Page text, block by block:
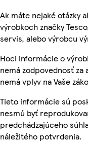
Ak máte nejaké otázky
výrobkoch značky
servis, alebo výrobcu
Hoci informácie o
nemá zodpovednosť
nemá vplyv na Vaše
Tieto informácie sú
nesmú byť
predchádzajúceho
náležitého potvrdenia.